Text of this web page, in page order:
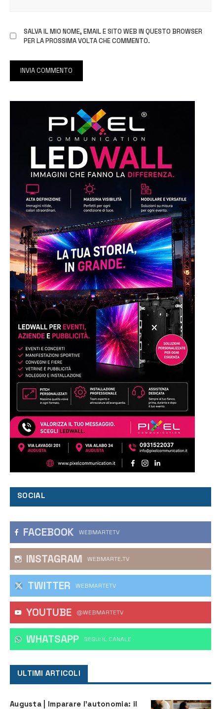
SALVA IL MIO NOME, EMAIL E SITO WEB IN QUESTO BROWSER
PER LA PROSSIMA VOLTA CHE COMMENTO.
SOCIAL
FACEBOOK WEBMARTETV
INSTAGRAM WEBMARTE.TV
TWITTER WEBMARTETV
YOUTUBE @WEBMARTETV
WHATSAPP ‎SEGUI IL CANALE
ULTIMI ARTICOLI
Augusta | Imparare l’autonomia: il